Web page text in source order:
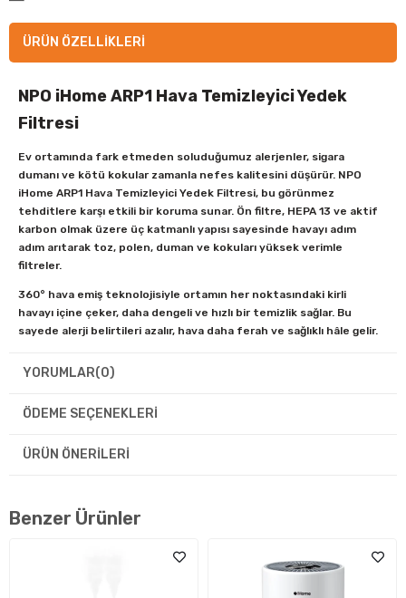
ÜRÜN ÖZELLIKLERI
NPO iHome ARP1 Hava Temizleyici Yedek
Filtresi
Ev ortamında fark etmeden soluduğumuz alerjenler, sigara
dumanı ve kötü kokular zamanla nefes kalitesini düşürür. NPO
iHome ARP1 Hava Temizleyici Yedek Filtresi, bu görünmez
tehditlere karşı etkili bir koruma sunar. Ön filtre, HEPA 13 ve aktif
karbon olmak üzere üç katmanlı yapısı sayesinde havayı adım
adım arıtarak toz, polen, duman ve kokuları yüksek verimle
filtreler.
360° hava emiş teknolojisiyle ortamın her noktasındaki kirli
havayı içine çeker, daha dengeli ve hızlı bir temizlik sağlar. Bu
sayede alerji belirtileri azalır, hava daha ferah ve sağlıklı hâle gelir.
ortamları için sessiz çalışırken güçlü performans sunan güvenilir
Hava temizleyicinizden maksimum verim almak ve ilk günkü
değiştirilmesi önemlidir. Temiz hava artık bir ayrıcalık değil, yaşam
Ön Filtre (Dış Katman):
YORUMLAR(0)
ÖDEME SEÇENEKLERI
ÜRÜN ÖNERILERI
Benzer Ürünler